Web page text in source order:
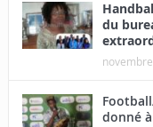
du
donné